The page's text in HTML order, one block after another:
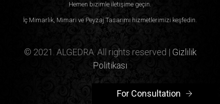
For Consultation
Hemen bizimle iletişime geçin.
İç Mimarlık, Mimari ve Peyzaj Tasarımı hizmetlerimizi keşfedin.
© 2021. ALGEDRA. All rights reserved | Gizlilik
Politikası